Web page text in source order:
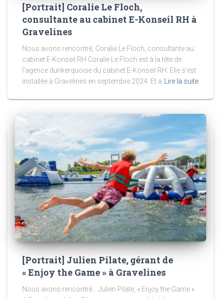
[Portrait] Coralie Le Floch,
consultante au cabinet E-Konseil RH à
Gravelines
Nous avons rencontré, Coralie Le Floch, consultante au
cabinet E-Konseil RH Coralie Le Floch est à la tête de
l’agence dunkerquoise du cabinet E-Konseil RH. Elle s’est
installée à Gravelines en septembre 2024. Et a
Lire la suite
[Portrait] Julien Pilate, gérant de
« Enjoy the Game » à Gravelines
Nous avons rencontré… Julien Pilate, « Enjoy the Game »